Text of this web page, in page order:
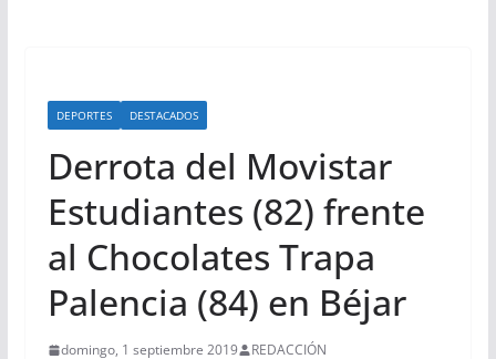
DEPORTES DESTACADOS
Derrota del Movistar
Estudiantes (82) frente
al Chocolates Trapa
Palencia (84) en Béjar
domingo, 1 septiembre 2019 REDACCIÓN